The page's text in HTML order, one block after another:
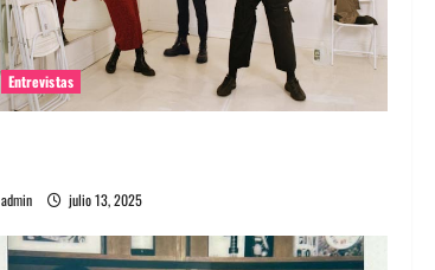
Entrevistas
admin julio 13, 2025